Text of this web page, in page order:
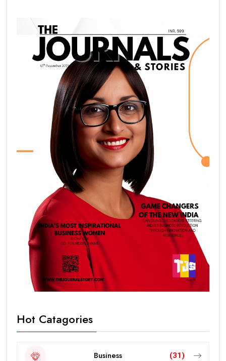
Hot Catagories
Business (31)